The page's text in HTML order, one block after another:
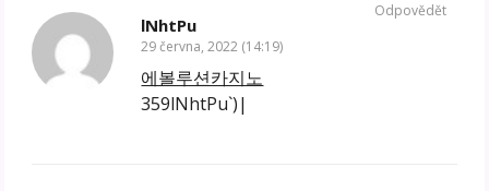
lNhtPu
29 června, 2022 (14:19)
에볼루션카지노
359lNhtPu`)|
Odpovědět